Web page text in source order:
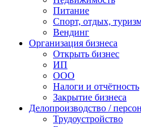
Питание
Спорт, отдых,
Вендинг
Организация бизнеса
Открыть бизнес
ИП
ООО
Налоги и отчётность
Закрытие бизнеса
Делопроизводство /
Трудоустройство